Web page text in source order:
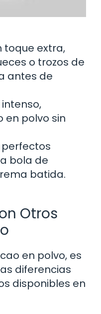
toque extra,
o trozos de
antes de
en polvo sin
perfectos
bola de
batida.
Otros
en polvo, es
diferencias
disponibles en